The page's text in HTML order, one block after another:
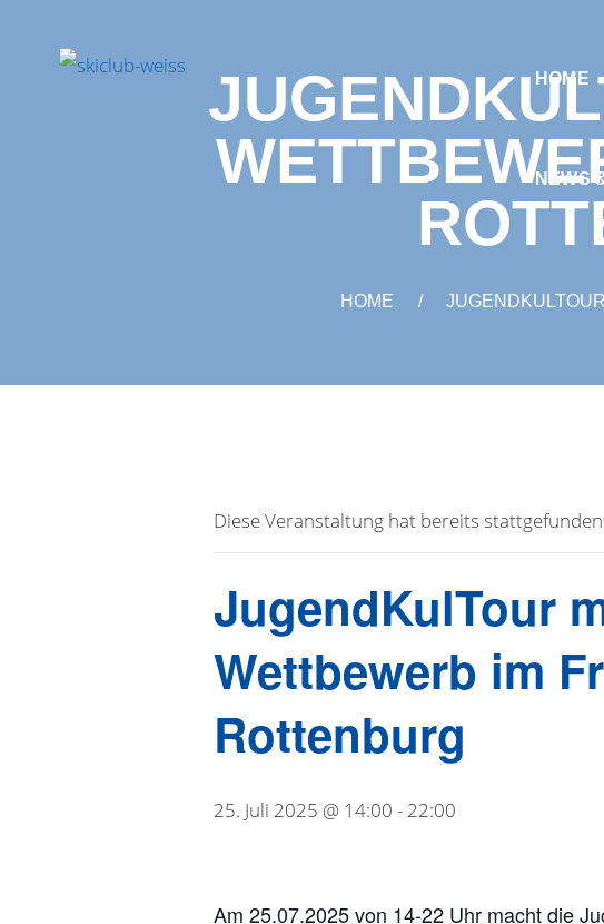
HOME
NEWS
HOME
Diese Veranstaltung hat bereits
JugendKulTour
Wettbewerb im
Rottenburg
25. Juli 2025 @ 14:00 - 22:00
Am 25.07.2025 von 14-22 Uhr macht die